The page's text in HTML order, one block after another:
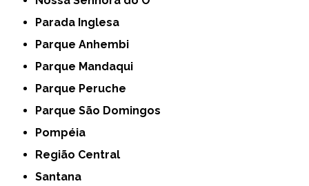
Parada Inglesa
Parque Anhembi
Parque Mandaqui
Parque Peruche
Parque São Domingos
Pompéia
Região Central
Santana